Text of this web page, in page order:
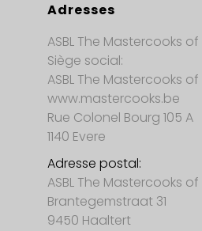
Adresses
ASBL The Mastercooks
Siège social:
ASBL The Mastercooks
www.mastercooks.be
Rue Colonel Bourg 105 A
1140 Evere
Adresse postal:
ASBL The Mastercooks
Brantegemstraat 31
9450 Haaltert